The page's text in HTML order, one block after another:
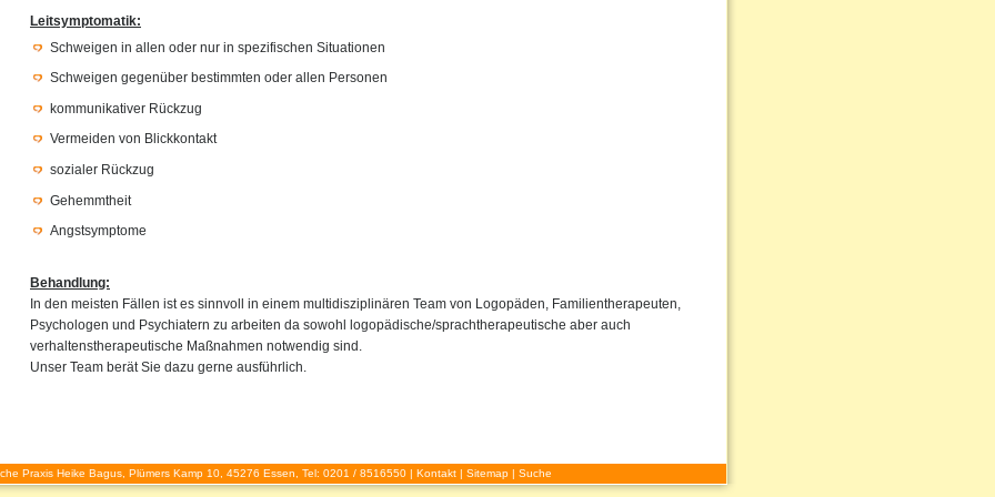
Leitsymptomatik:
Schweigen in allen oder nur in spezifischen Situationen
Schweigen gegenüber bestimmten oder allen Personen
kommunikativer Rückzug
Vermeiden von Blickkontakt
sozialer Rückzug
Gehemmtheit
Angstsymptome
Behandlung:
In den meisten Fällen ist es sinnvoll in einem multidisziplinären Team von Logopäden, Familientherapeuten,
Psychologen und Psychiatern zu arbeiten da sowohl logopädische/sprachtherapeutische aber auch
verhaltenstherapeutische Maßnahmen notwendig sind.
Unser Team berät Sie dazu gerne ausführlich.
Praxis Heike Bagus, Plümers Kamp 10, 45276 Essen, Tel: 0201 / 8516550 | Kontakt | Sitemap | Suche